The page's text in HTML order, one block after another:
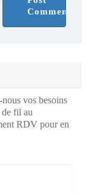
vos besoins
de fil au
RDV pour en